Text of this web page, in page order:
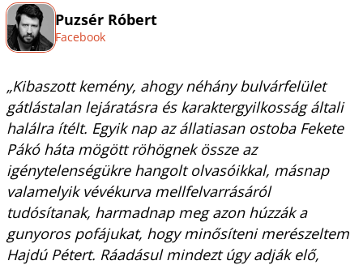
Puzsér Róbert
Facebook
„Kibaszott kemény, ahogy néhány bulvárfelület
gátlástalan lejáratásra és karaktergyilkosság általi
halálra ítélt. Egyik nap az állatiasan ostoba Fekete
Pákó háta mögött röhögnek össze az
igénytelenségükre hangolt olvasóikkal, másnap
valamelyik vévékurva mellfelvarrásáról
tudósítanak, harmadnap meg azon húzzák a
gunyoros pofájukat, hogy minősíteni merészeltem
Hajdú Pétert. Ráadásul mindezt úgy adják elő,